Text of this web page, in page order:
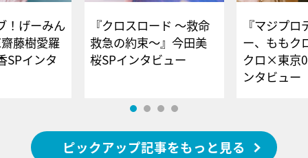
！げーみん
藤樹愛羅
SPインタ
『クロスロード ～救命
救急の約束～』今田美
桜SPインタビュー
『マジプロ
ー、ももク
クロ×東京
ンタビュー
ピックアップ記事をもっと見る